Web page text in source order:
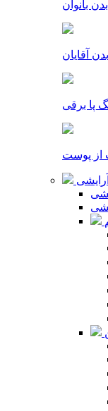
بانوان
آقایان
پا برقی
از پوست